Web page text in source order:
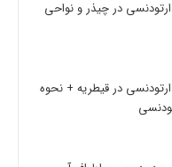
در چیذر و نواحی
در قیطریه + نحوه